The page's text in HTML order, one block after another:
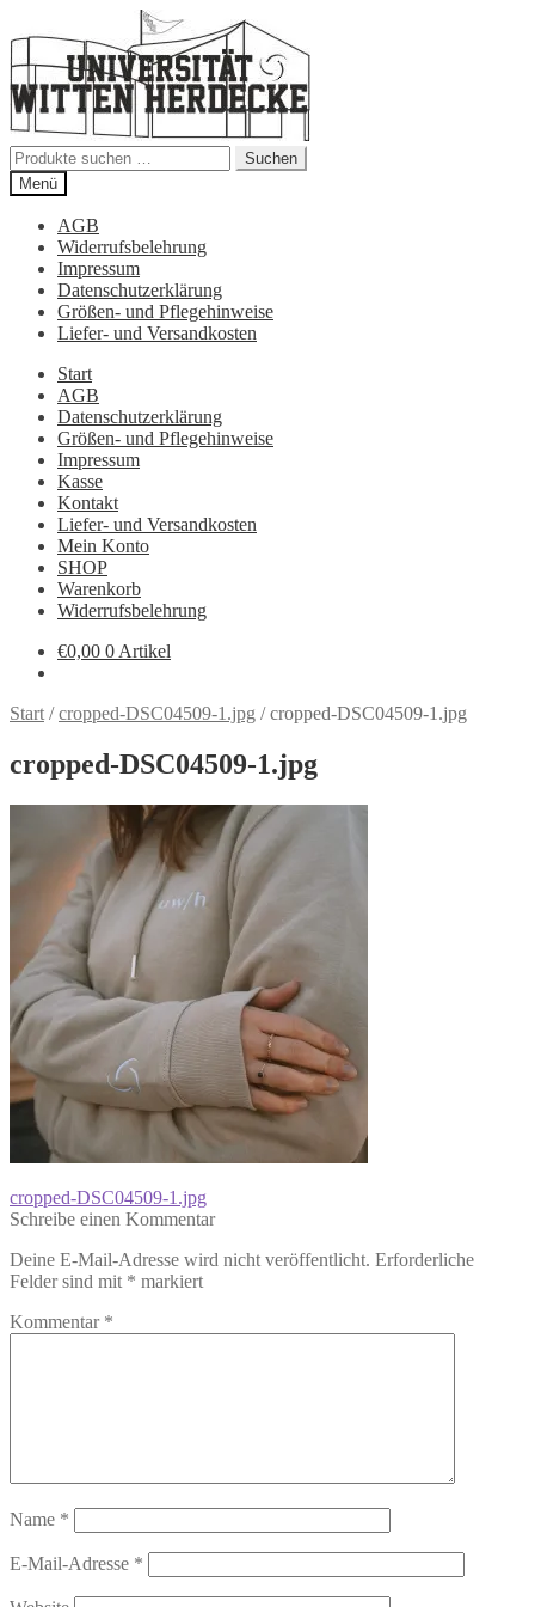
Navigation
springen
Inhalt
springen
Suchen
nach:
Suchen
Menü
AGB
Widerrufsbelehrung
Impressum
Datenschutzerklärung
Größen- und Pflegehinweise
Liefer- und Versandkosten
Start
AGB
Datenschutzerklärung
Größen- und Pflegehinweise
Impressum
Kasse
Kontakt
Liefer- und Versandkosten
Mein Konto
SHOP
Warenkorb
Widerrufsbelehrung
€0,00 0 Artikel
Start /cropped-DSC04509-1.jpg /cropped-DSC04509-1.jpg
cropped-DSC04509-1.jpg
Beitragsnavigation
Vorheriger
Beitrag:
cropped-DSC04509-1.jpg
Schreibe einen Kommentar
Deine E-Mail-Adresse wird nicht veröffentlicht. Erforderliche
Felder sind mit * markiert
Kommentar *
Name *
E-Mail-Adresse *